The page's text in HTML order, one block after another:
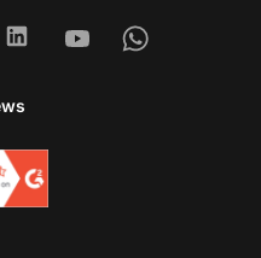
LinkedinYoutubeWhatsapp